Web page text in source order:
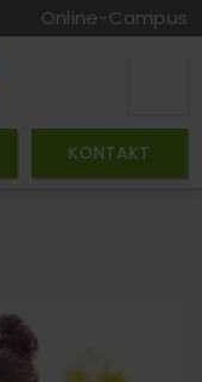
Online-Campus
KONTAKT